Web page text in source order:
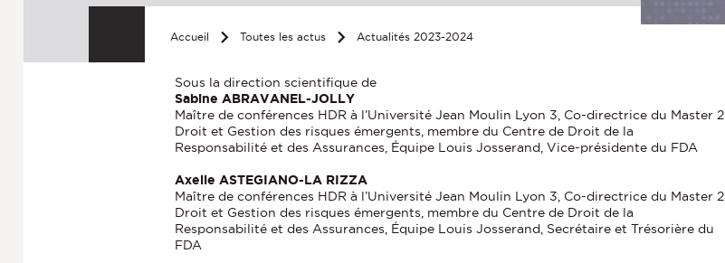
Accueil Toutes les actus Actualités 2023-2024
Sous la direction scientifique de
Sabine ABRAVANEL-JOLLY
Maître de conférences HDR à l’Université Jean Moulin Lyon 3, Co-directrice du Master 2
Droit et Gestion des risques émergents, membre du Centre de Droit de la
Responsabilité et des Assurances, Équipe Louis Josserand, Vice-présidente du FDA
Axelle ASTEGIANO-LA RIZZA
Maître de conférences HDR à l’Université Jean Moulin Lyon 3, Co-directrice du Master 2
Droit et Gestion des risques émergents, membre du Centre de Droit de la
Responsabilité et des Assurances, Équipe Louis Josserand, Secrétaire et Trésorière du
FDA